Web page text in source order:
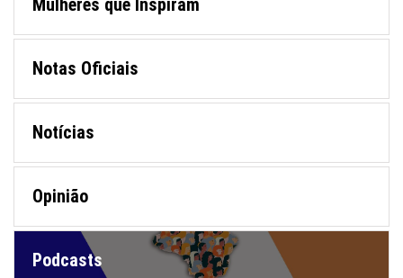
Notas Oficiais
Notícias
Opinião
Podcasts